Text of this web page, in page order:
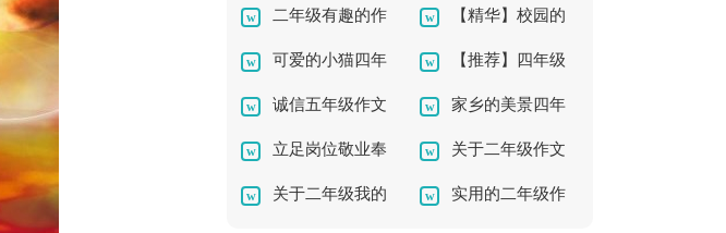
篇
四年级作文集合8篇 讲稿模板集锦五篇
二年级有趣的作
文锦集7篇
【精华】校园的
一角四年级作文汇编5
篇
可爱的小猫四年
级作文集合五篇
【推荐】四年级
语文作文四篇
诚信五年级作文 家乡的美景四年
级作文集锦六篇
立足岗位敬业奉
献演讲稿
关于二年级作文
300字汇编7篇
关于二年级我的 实用的二年级作